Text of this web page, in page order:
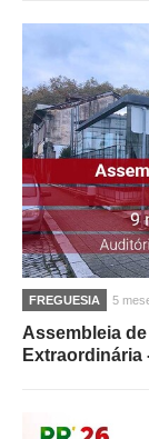
FREGUESIA 5
Assembleia
Extraordinária